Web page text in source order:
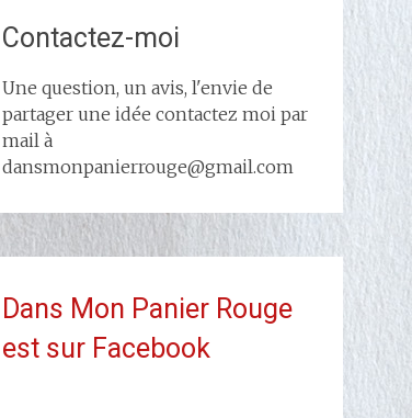
Contactez-moi
Une question, un avis, l'envie de
partager une idée contactez moi par
mail à
dansmonpanierrouge@gmail.com
Dans Mon Panier Rouge
est sur Facebook